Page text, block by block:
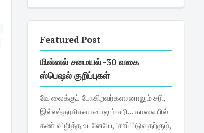
Featured Post
மின்னல் சமையல் -30 வகை
ஸ்பெஷல் குறிப்புகள்
வே லைக்குப் போகிறவர்களானாலும் சரி,
இல்லத்தரசிகளானாலும் சரி... காலையில்
கண் விழித்த உடனேயே, 'சாப்பிடுவதற்கும்,